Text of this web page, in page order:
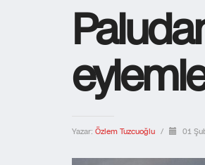
Yazar: Özlem Tuzcuoğlu / 01